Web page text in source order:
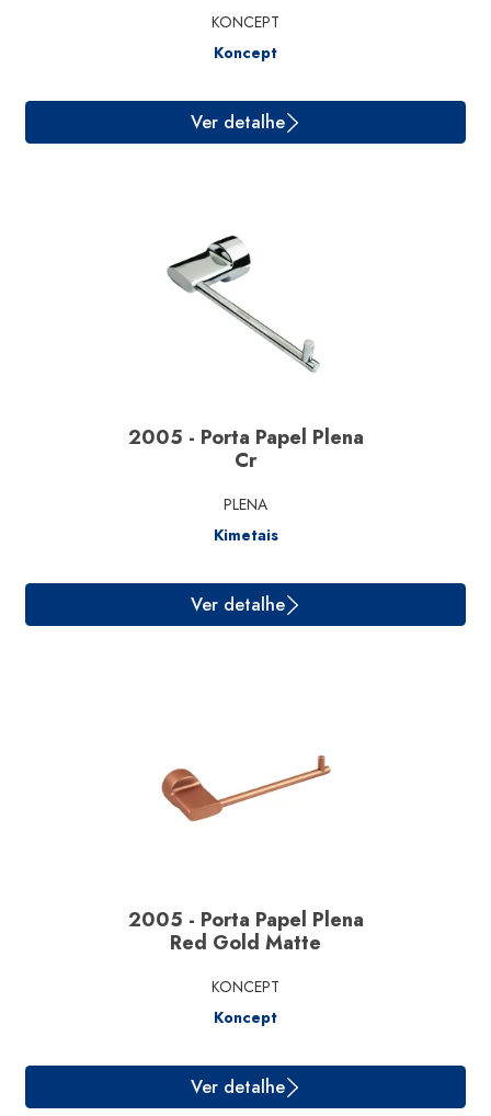
KONCEPT
Koncept
Ver detalhe
2005 - Porta Papel Plena
Cr
PLENA
Kimetais
Ver detalhe
2005 - Porta Papel Plena
Red Gold Matte
KONCEPT
Koncept